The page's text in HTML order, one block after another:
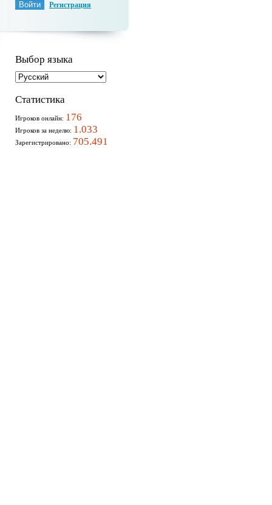
Регистрация
Выбор языка
Статистика
Игроков онлайн: 176
Игроков за неделю: 1.033
Зарегистрировано: 705.491